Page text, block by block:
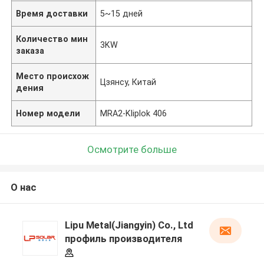
Время доставки 5~15 дней
Количество мин
заказа
3KW
Место происхож
дения
Цзянсу, Китай
Номер модели MRA2-Kliplok 406
Осмотрите больше
О нас
Lipu Metal(Jiangyin) Co., Ltd
профиль производителя